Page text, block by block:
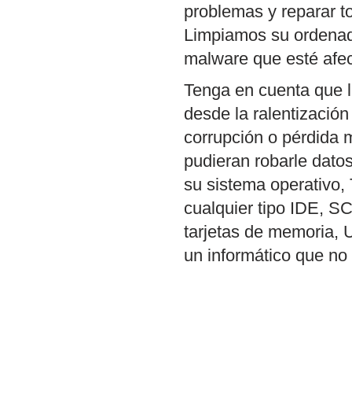
problemas y reparar
Limpiamos su
malware que esté
Tenga en cuenta que
desde la
corrupción o pérdida
pudieran robarle
su sistema operativo,
cualquier tipo IDE,
tarjetas de memoria,
un informático que